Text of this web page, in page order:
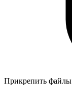
Прикрепить файлы